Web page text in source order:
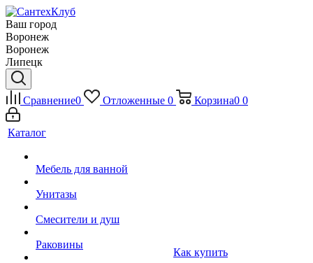
Ваш город
Воронеж
Воронеж
Липецк
Сравнение0 Отложенные 0 Корзина0 0
Каталог
Мебель для ванной
Унитазы
Смесители и душ
Раковины
Как купить